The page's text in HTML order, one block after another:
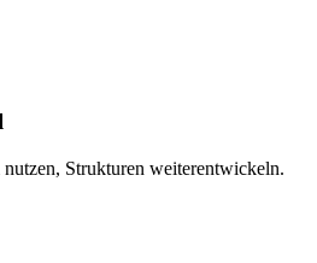
Strukturen weiterentwickeln.